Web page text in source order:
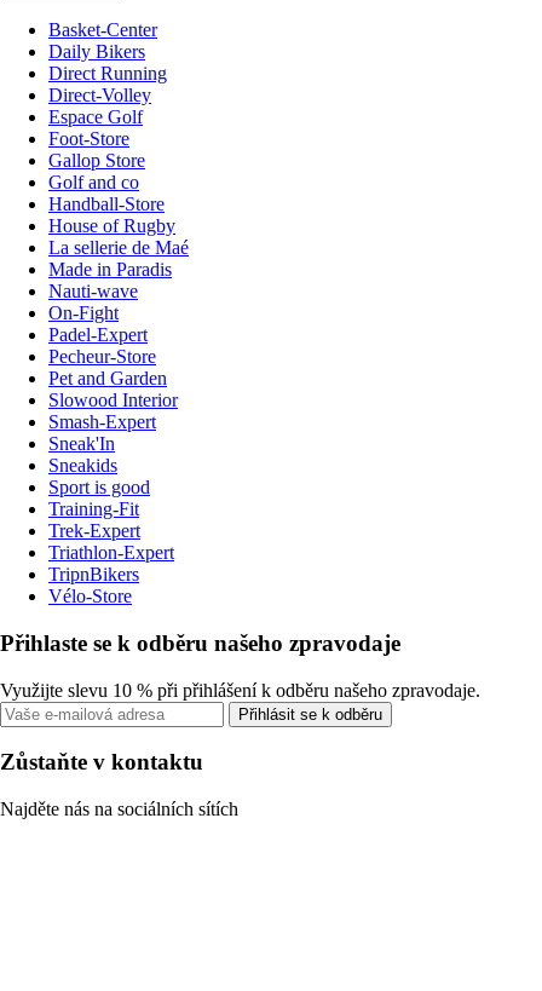
Basket-Center
Daily Bikers
Direct Running
Direct-Volley
Espace Golf
Foot-Store
Gallop Store
Golf and co
Handball-Store
House of Rugby
La sellerie de Maé
Made in Paradis
Nauti-wave
On-Fight
Padel-Expert
Pecheur-Store
Pet and Garden
Slowood Interior
Smash-Expert
Sneak'In
Sneakids
Sport is good
Training-Fit
Trek-Expert
Triathlon-Expert
TripnBikers
Vélo-Store
Přihlaste se k odběru našeho zpravodaje
Využijte slevu 10 % při přihlášení k odběru našeho zpravodaje.
Přihlásit se k odběru
Zůstaňte v kontaktu
Najděte nás na sociálních sítích